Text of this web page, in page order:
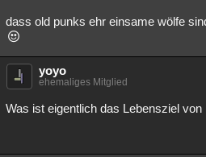
dass old punks ehr einsame wölfe
yoyo
ehemaliges Mitglied
Was ist eigentlich das Lebensziel